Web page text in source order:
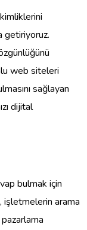
getiriyoruz.
web siteleri
sağlayan
dijital
bulmak için
işletmelerin arama